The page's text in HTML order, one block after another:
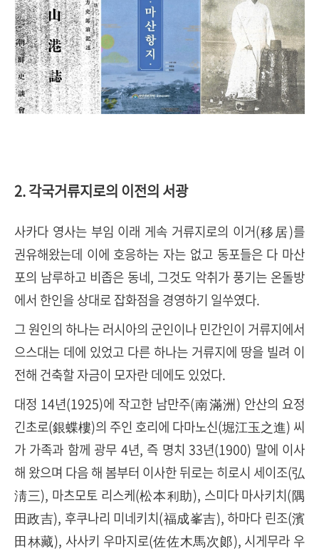
2. 각국거류지로의 이전의 서광
사카다 영사는 부임 이래 게속 거류지로의 이거(移居)를
권유해왔는데 이에 호응하는 자는 없고 동포들은 다 마산
포의 남루하고 비좁은 동네, 그것도 악취가 풍기는 온돌방
에서 한인을 상대로 잡화점을 경영하기 일쑤였다.
그 원인의 하나는 러시아의 군인이나 민간인이 거류지에서
으스대는 데에 있었고 다른 하나는 거류지에 땅을 빌려 이
전해 건축할 자금이 모자란 데에도 있었다.
대정 14년(1925)에 작고한 남만주(南滿洲) 안산의 요정
긴초로(銀蝶樓)의 주인 호리에 다마노신(堀江玉之進) 씨
가 가족과 함께 광무 4년, 즉 명치 33년(1900) 말에 이사
해 왔으며 다음 해 봄부터 이사한 뒤로는 히로시 세이조(弘
淸三), 마츠모토 리스케(松本利助), 스미다 마사키치(隅
田政吉), 후쿠나리 미네키치(福成峯吉), 하마다 린조(濱
田林藏), 사사키 우마지로(佐佐木馬次郞), 시게무라 우